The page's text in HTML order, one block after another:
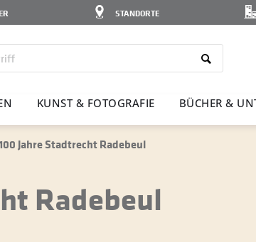
STANDORTE
KUNST & FOTO­GRAFIE BÜCHER &
Jahre Stadtrecht Radebeul
Radebeul